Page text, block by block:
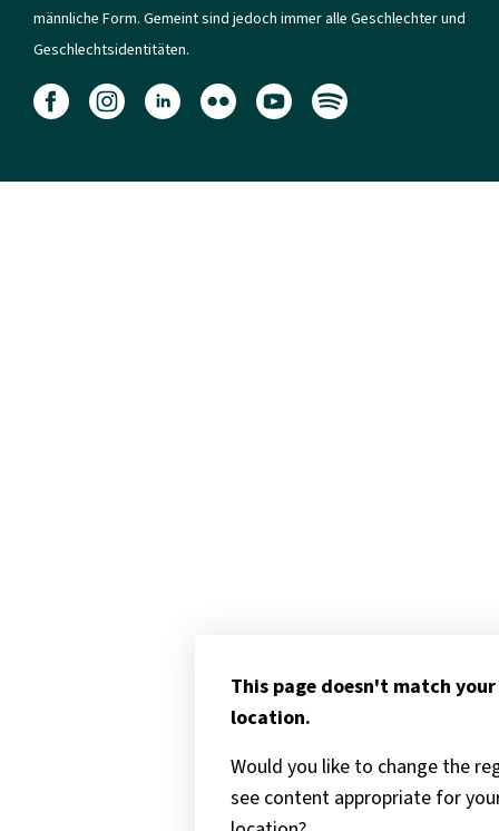
männliche Form. Gemeint sind jedoch immer alle Geschlechter und
Geschlechtsidentitäten.
This page doesn't match your
location.
Would you like to change the
see content appropriate for